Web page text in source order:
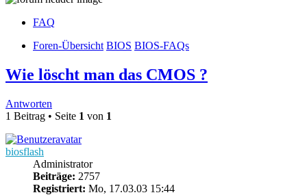
FAQ
Foren-Übersicht BIOS BIOS-FAQs
Wie löscht man das CMOS ?
Antworten
1 Beitrag • Seite 1 von 1
biosflash
Administrator
Beiträge: 2757
Registriert: Mo, 17.03.03 15:44